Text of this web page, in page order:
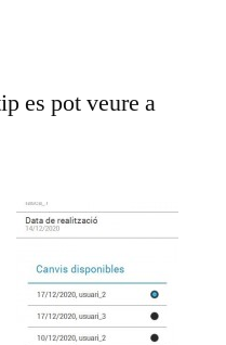
es pot veure a